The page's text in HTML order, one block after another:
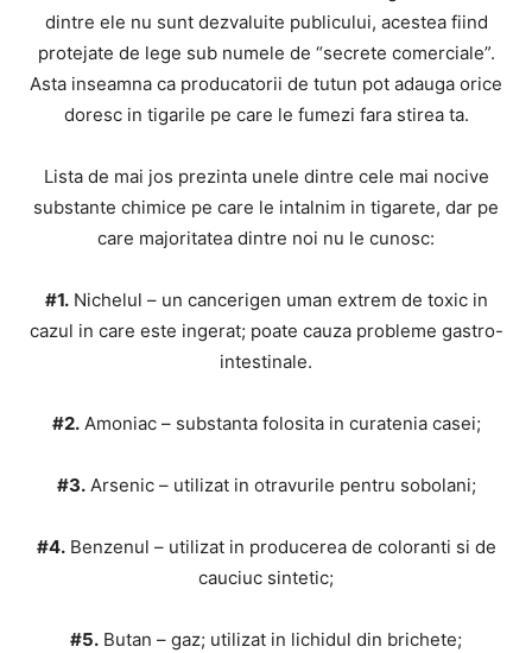
dintre ele nu sunt dezvaluite publicului, acestea fiind
protejate de lege sub numele de “secrete comerciale”.
Asta inseamna ca producatorii de tutun pot adauga orice
doresc in tigarile pe care le fumezi fara stirea ta.
Lista de mai jos prezinta unele dintre cele mai nocive
substante chimice pe care le intalnim in tigarete, dar pe
care majoritatea dintre noi nu le cunosc:
#1.Nichelul – un cancerigen uman extrem de toxic in
cazul in care este ingerat; poate cauza probleme gastro-
intestinale.
#2.Amoniac – substanta folosita in curatenia casei;
#3.Arsenic – utilizat in otravurile pentru sobolani;
#4.Benzenul – utilizat in producerea de coloranti si de
cauciuc sintetic;
#5. Butan – gaz; utilizat in lichidul din brichete;